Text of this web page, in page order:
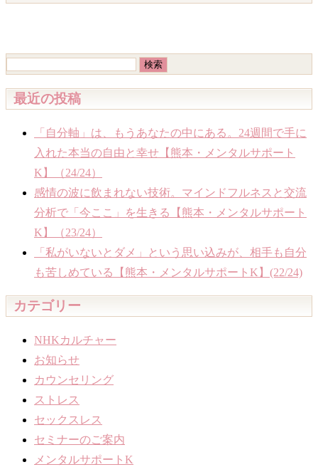
最近の投稿
「自分軸」は、もうあなたの中にある。24週間で手に
入れた本当の自由と幸せ【熊本・メンタルサポート
K】（24/24）
感情の波に飲まれない技術。マインドフルネスと交流
分析で「今ここ」を生きる【熊本・メンタルサポート
K】（23/24）
「私がいないとダメ」という思い込みが、相手も自分
も苦しめている【熊本・メンタルサポートK】(22/24)
カテゴリー
NHKカルチャー
お知らせ
カウンセリング
ストレス
セックスレス
セミナーのご案内
メンタルサポートK